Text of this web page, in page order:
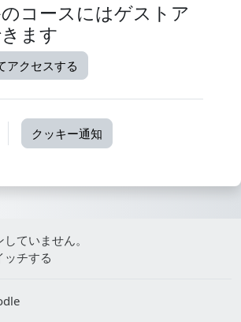
コースにはゲストア
ます
アクセスする
クッキー通知
ていません。
ッチする